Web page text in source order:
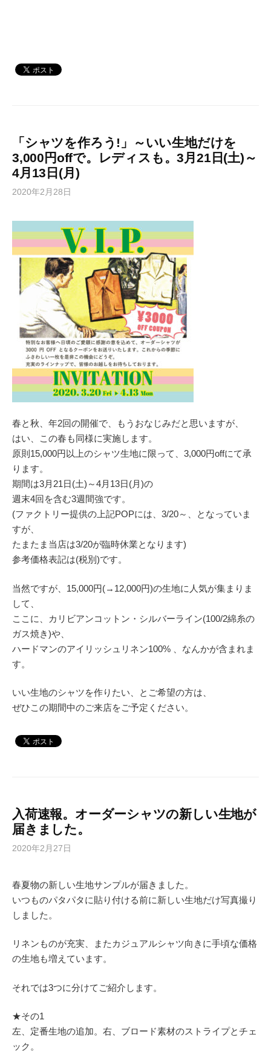
「シャツを作ろう!」～いい生地だけを
3,000円offで。レディスも。3月21日(土)～
4月13日(月)
2020年2月28日
春と秋、年2回の開催で、もうおなじみだと思いますが、
はい、この春も同様に実施します。
原則15,000円以上のシャツ生地に限って、3,000円offにて承
ります。
期間は3月21日(土)～4月13日(月)の
週末4回を含む3週間強です。
(ファクトリー提供の上記POPには、3/20～、となっていま
すが、
たまたま当店は3/20が臨時休業となります)
参考価格表記は(税別)です。
当然ですが、15,000円(→12,000円)の生地に人気が集まりま
して、
ここに、カリビアンコットン・シルバーライン(100/2綿糸の
ガス焼き)や、
ハードマンのアイリッシュリネン100% 、なんかが含まれま
す。
いい生地のシャツを作りたい、とご希望の方は、
ぜひこの期間中のご来店をご予定ください。
入荷速報。オーダーシャツの新しい生地が
届きました。
2020年2月27日
春夏物の新しい生地サンプルが届きました。
いつものパタパタに貼り付ける前に新しい生地だけ写真撮り
しました。
リネンものが充実、またカジュアルシャツ向きに手頃な価格
の生地も増えています。
それでは3つに分けてご紹介します。
★その1
左、定番生地の追加。右、ブロード素材のストライプとチェ
ック。